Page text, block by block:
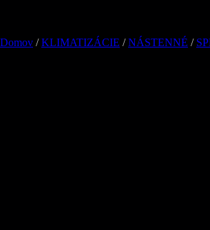
Domov /KLIMATIZÁCIE /NÁSTENNÉ /